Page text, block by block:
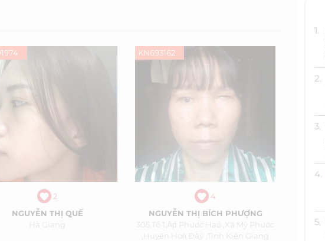
1.
2.
3.
4.
5.
2
NGUYỄN THỊ QUẾ
Hà Giang
KN693162
4
NGUYỄN THỊ BÍCH PHƯỢNG
305,tổ 1,âṕ Phươć Haỏ ,xã Mỹ Phước
,huyêṇ Hoǹ Đâý ,tỉnh Kiên Giang